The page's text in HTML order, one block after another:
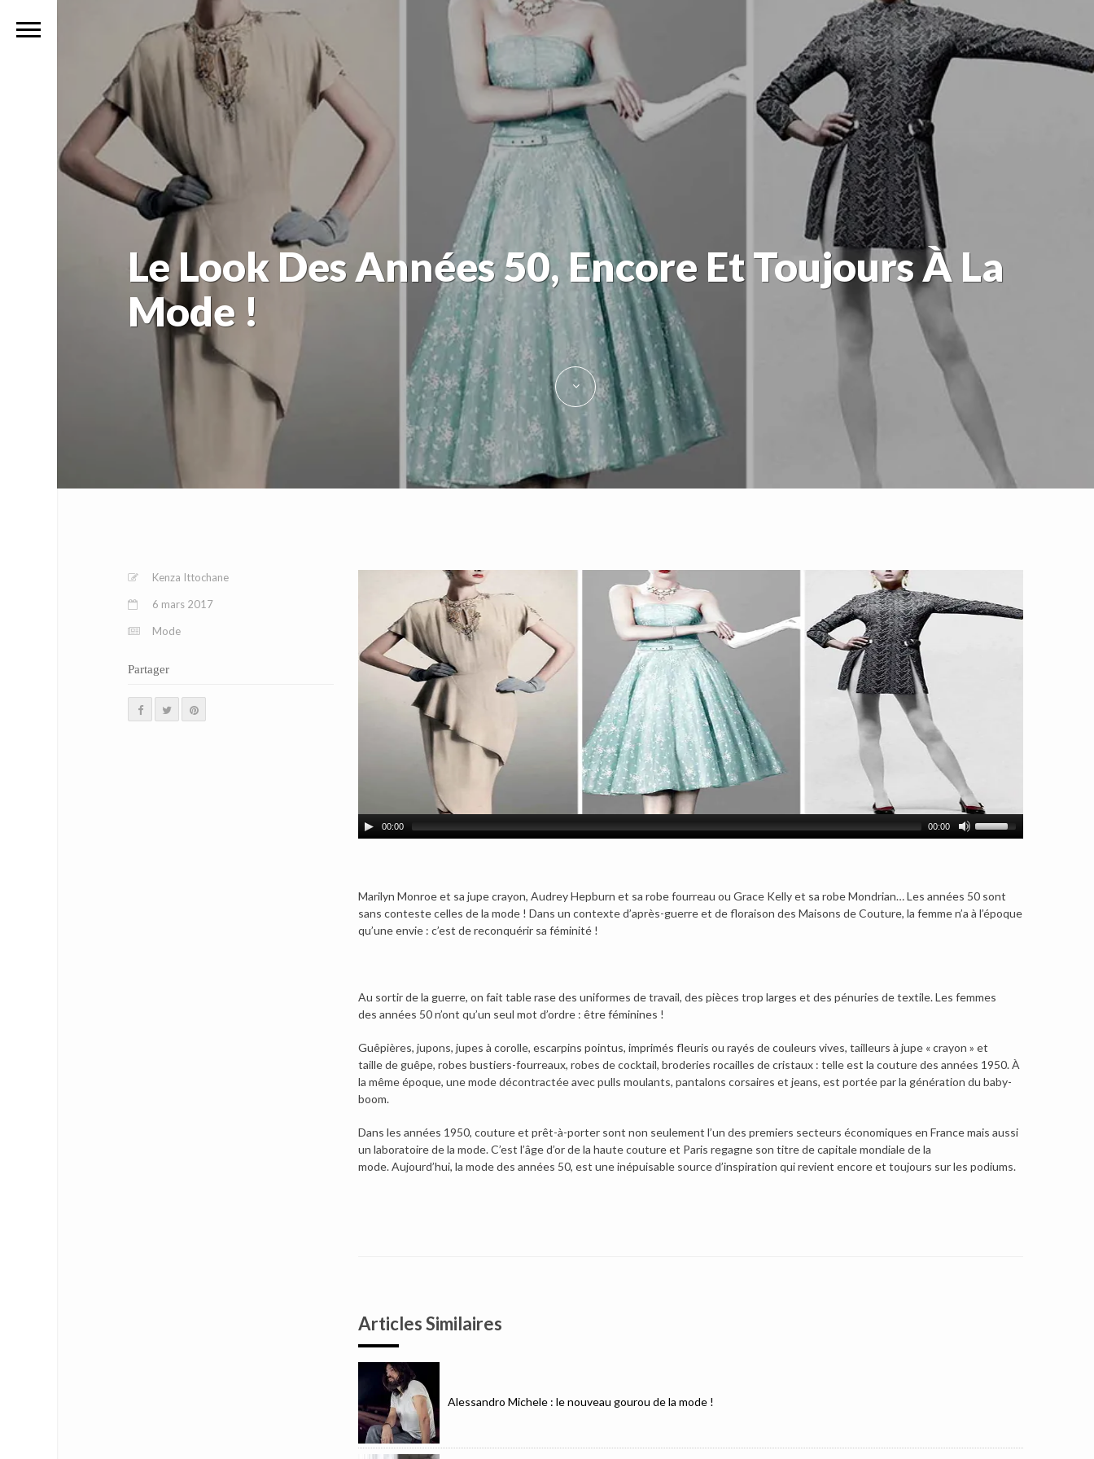
Le Look Des Années 50, Encore Et Toujours À La
Mode !
Kenza Ittochane
6 mars 2017
Mode
Partager
00:00 00:00
Marilyn Monroe et sa jupe crayon, Audrey Hepburn et sa robe fourreau ou Grace Kelly et sa robe Mondrian… Les années 50 sont
sans conteste celles de la mode ! Dans un contexte d’après-guerre et de floraison des Maisons de Couture, la femme n’a à l’époque
qu’une envie : c’est de reconquérir sa féminité !
Au sortir de la guerre, on fait table rase des uniformes de travail, des pièces trop larges et des pénuries de textile. Les femmes
des années 50 n’ont qu’un seul mot d’ordre : être féminines !
Guêpières, jupons, jupes à corolle, escarpins pointus, imprimés fleuris ou rayés de couleurs vives, tailleurs à jupe « crayon » et
taille de guêpe, robes bustiers-fourreaux, robes de cocktail, broderies rocailles de cristaux : telle est la couture des années 1950. À
la même époque, une mode décontractée avec pulls moulants, pantalons corsaires et jeans, est portée par la génération du baby-
boom.
Dans les années 1950, couture et prêt-à-porter sont non seulement l’un des premiers secteurs économiques en France mais aussi
un laboratoire de la mode. C’est l’âge d’or de la haute couture et Paris regagne son titre de capitale mondiale de la
mode. Aujourd’hui, la mode des années 50, est une inépuisable source d’inspiration qui revient encore et toujours sur les podiums.
Articles Similaires
Alessandro Michele : le nouveau gourou de la mode !